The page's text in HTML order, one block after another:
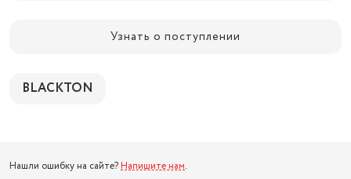
Узнать о поступлении
BLACKTON
Нашли ошибку на сайте? Напишите нам.